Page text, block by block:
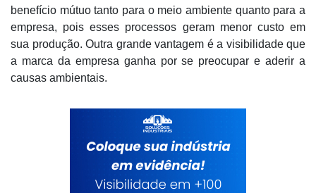
benefício mútuo tanto para o meio ambiente quanto para a
empresa, pois esses processos geram menor custo em
sua produção. Outra grande vantagem é a visibilidade que
a marca da empresa ganha por se preocupar e aderir a
causas ambientais.